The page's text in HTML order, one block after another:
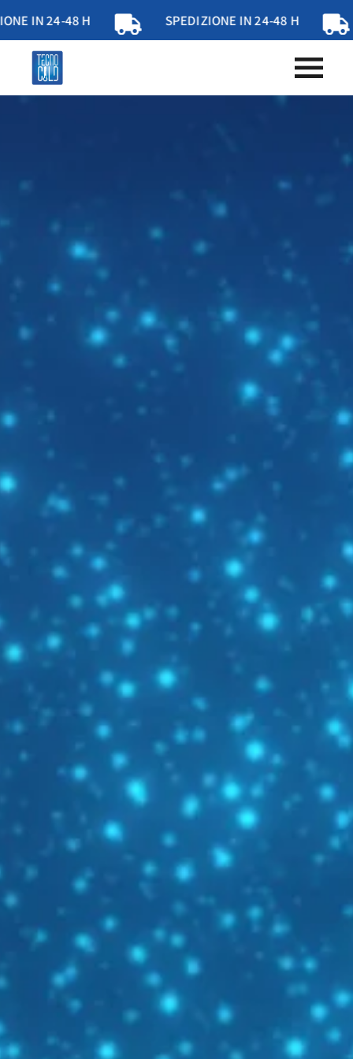
H SPEDIZIONE IN 24-48 H